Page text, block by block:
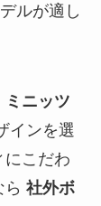
ルが適し
ミニッツ
インを選
にこだわ
社外ボ